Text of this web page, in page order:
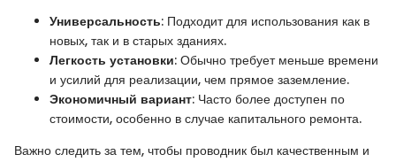
Универсальность: Подходит для использования как в
новых, так и в старых зданиях.
Легкость установки: Обычно требует меньше времени
и усилий для реализации, чем прямое заземление.
Экономичный вариант: Часто более доступен по
стоимости, особенно в случае капитального ремонта.
Важно следить за тем, чтобы проводник был качественным и